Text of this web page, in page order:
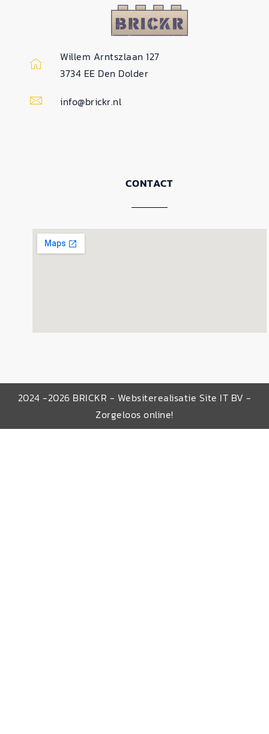
Willem Arntszlaan 127
3734 EE Den Dolder
info@brickr.nl
CONTACT
2024 -2026 BRICKR - Websiterealisatie Site IT BV -
Zorgeloos online!